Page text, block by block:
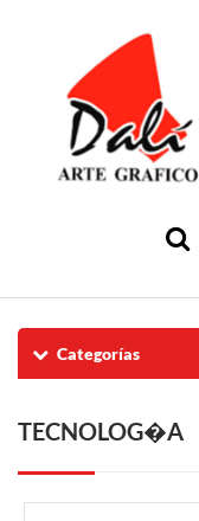
Categorías
TECNOLOG�A